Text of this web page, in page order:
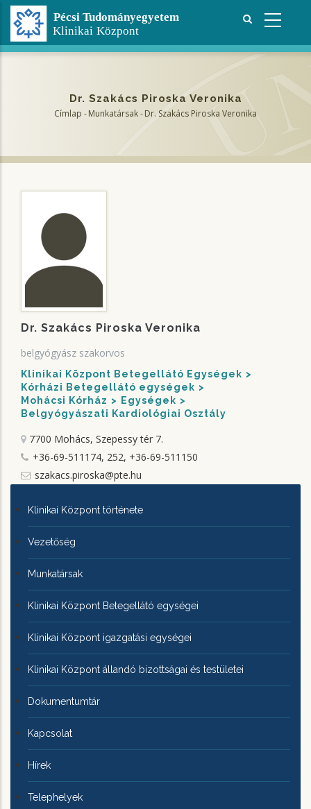
Ugrás
tartalomra
Dr. Szakács Piroska Veronika
Címlap -Munkatársak-Dr. Szakács Piroska Veronika
Dr. Szakács Piroska Veronika
belgyógyász szakorvos
Klinikai Központ Betegellátó Egységek
Kórházi Betegellátó egységek
Mohácsi Kórház
Egységek
Belgyógyászati Kardiológiai Osztály
7700 Mohács, Szepessy tér 7.
+36-69-511174, 252, +36-69-511150
szakacs.piroska@pte.hu
KLINIKAI
KÖZPONTRÓL
Klinikai Központ története
Vezetőség
Munkatársak
Klinikai Központ Betegellátó egységei
Klinikai Központ igazgatási egységei
Klinikai Központ állandó bizottságai és testületei
Dokumentumtár
Kapcsolat
Hírek
Telephelyek